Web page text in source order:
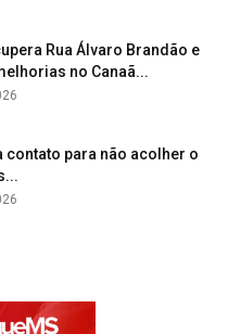
Rua Álvaro Brandão e
no Canaã...
contato para não acolher o